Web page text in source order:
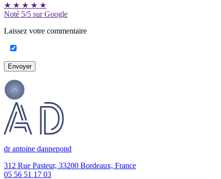
★ ★ ★ ★ ★
Noté 5/5 sur Google
Laissez votre commentaire
Envoyer
dr antoine dannepond
312 Rue Pasteur, 33200 Bordeaux, France
05 56 51 17 03